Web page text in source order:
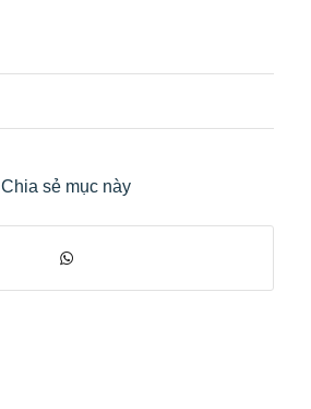
Chia sẻ mục này